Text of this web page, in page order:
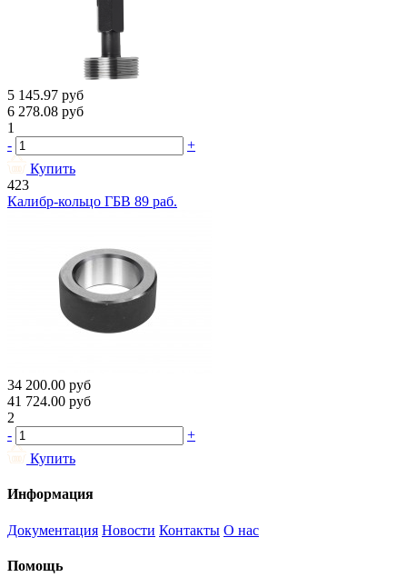
5 145.97 руб
6 278.08 руб
1
-
+
Купить
423
Калибр-кольцо ГБВ 89 раб.
34 200.00 руб
41 724.00 руб
2
-
+
Купить
Информация
Документация Новости Контакты О нас
Помощь